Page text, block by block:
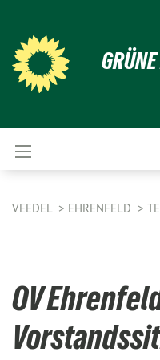
VEEDEL EHRENFELD
OV